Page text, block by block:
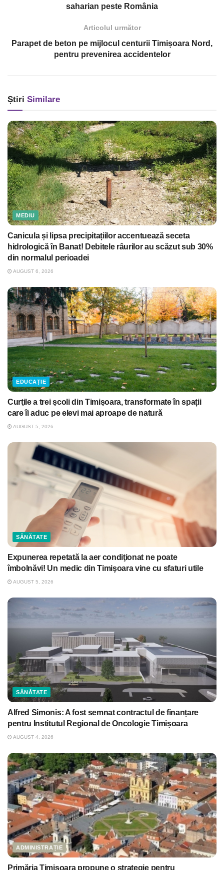
saharian peste România
Articolul următor
Parapet de beton pe mijlocul centurii Timișoara Nord,
pentru prevenirea accidentelor
Știri Similare
MEDIU
Canicula și lipsa precipitațiilor accentuează seceta
hidrologică în Banat! Debitele râurilor au scăzut sub 30%
din normalul perioadei
AUGUST 6, 2026
EDUCAȚIE
Curţile a trei şcoli din Timişoara, transformate în spații
care îi aduc pe elevi mai aproape de natură
AUGUST 5, 2026
SĂNĂTATE
Expunerea repetată la aer condiţionat ne poate
îmbolnăvi! Un medic din Timişoara vine cu sfaturi utile
AUGUST 5, 2026
SĂNĂTATE
Alfred Simonis: A fost semnat contractul de finanțare
pentru Institutul Regional de Oncologie Timișoara
AUGUST 4, 2026
ADMINISTRAȚIE
Primăria Timișoara propune o strategie pentru